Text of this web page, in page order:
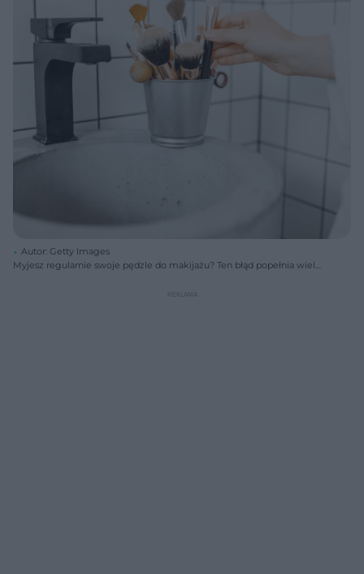
Autor: Getty Images
Myjesz regularnie swoje pędzle do makijażu? Ten błąd popełnia wiele